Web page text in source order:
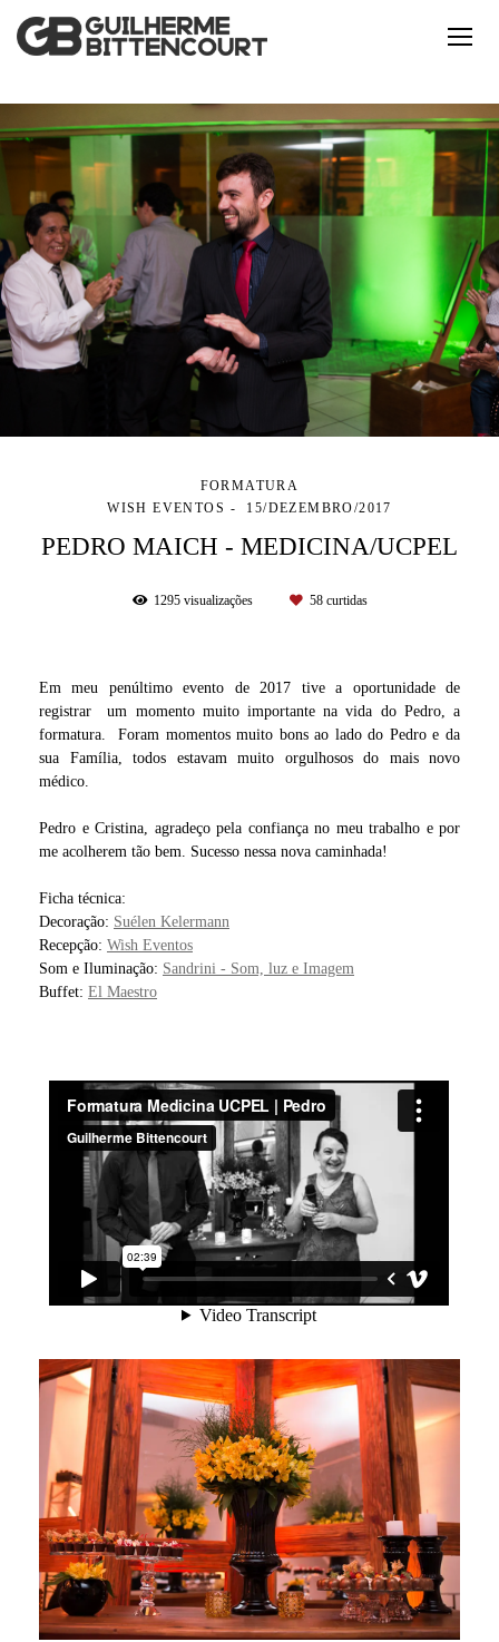
FORMATURA
WISH EVENTOS
15/DEZEMBRO/2017
PEDRO MAICH - MEDICINA/UCPEL
1295visualizações 58curtidas
Em meu penúltimo evento de 2017 tive a oportunidade de
registrar um momento muito importante na vida do Pedro, a
formatura. Foram momentos muito bons ao lado do Pedro e da
sua Família, todos estavam muito orgulhosos do mais novo
médico.
Pedro e Cristina, agradeço pela confiança no meu trabalho e por
me acolherem tão bem. Sucesso nessa nova caminhada!
Ficha técnica:
Decoração: Suélen Kelermann
Recepção: Wish Eventos
Som e Iluminação: Sandrini - Som, luz e Imagem
Buffet: El Maestro